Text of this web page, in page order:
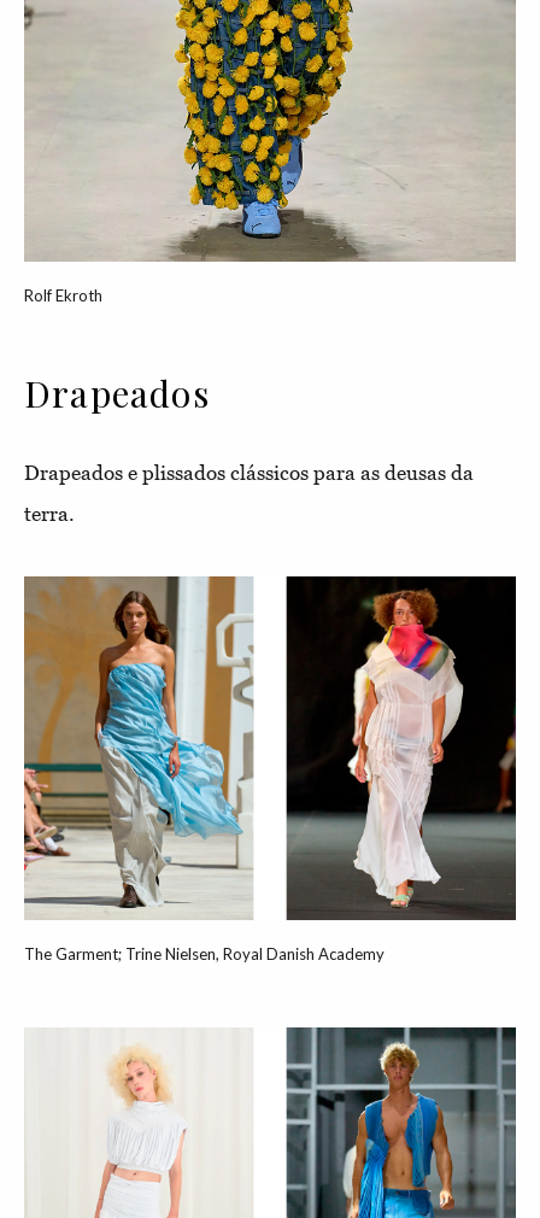
Rolf Ekroth
Drapeados
Drapeados e plissados clássicos para as deusas da
terra.
The Garment; Trine Nielsen, Royal Danish Academy